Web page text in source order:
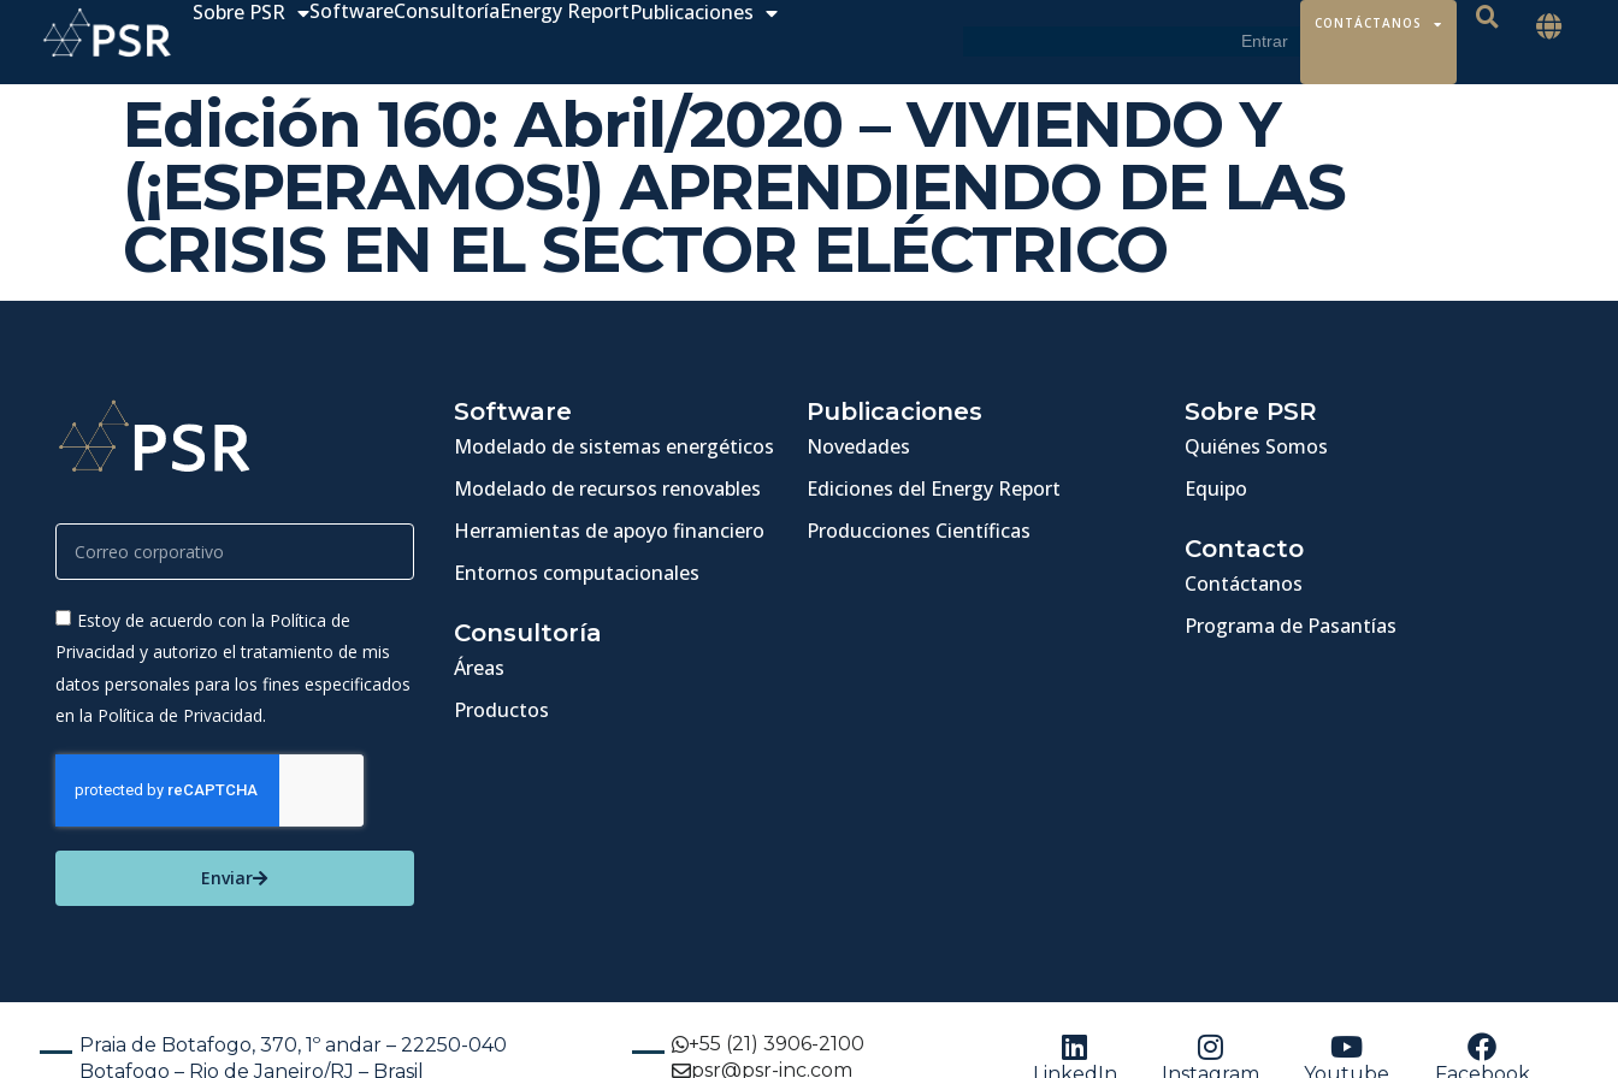
Sobre PSR SoftwareConsultoríaEnergy ReportPublicaciones CONTÁCTANOS
Edición 160: Abril/2020 – VIVIENDO Y
(¡ESPERAMOS!) APRENDIENDO DE LAS
CRISIS EN EL SECTOR ELÉCTRICO
Estoy de acuerdo con la Política de
Privacidad y autorizo el tratamiento de mis
datos personales para los fines especificados
en la Política de Privacidad.
Enviar
Software
Modelado de sistemas energéticos
Modelado de recursos renovables
Herramientas de apoyo financiero
Entornos computacionales
Consultoría
Áreas
Productos
Publicaciones
Novedades
Ediciones del Energy Report
Producciones Científicas
Sobre PSR
Quiénes Somos
Equipo
Contacto
Contáctanos
Programa de Pasantías
Praia de Botafogo, 370, 1º andar – 22250-040
Botafogo – Rio de Janeiro/RJ – Brasil
+55 (21) 3906-2100
psr@psr-inc.com